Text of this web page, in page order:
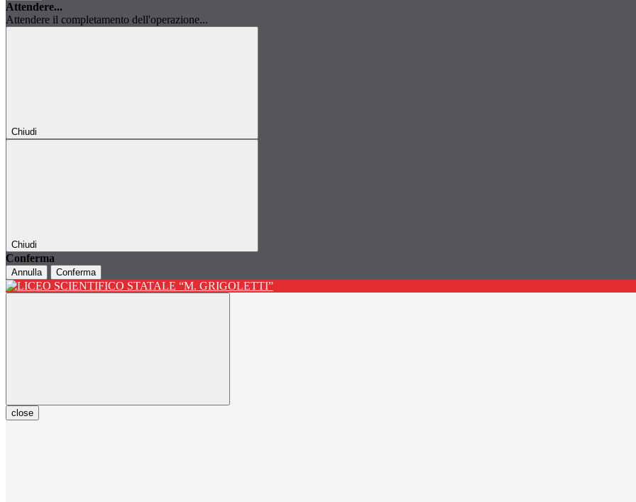
Attendere...
Attendere il completamento dell'operazione...
Chiudi
Chiudi
Conferma
Annulla Conferma
close